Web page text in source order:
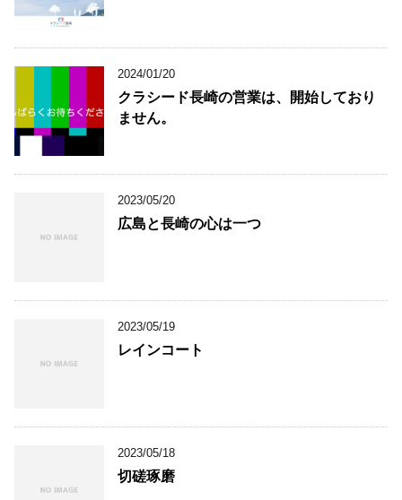
2024/01/20
クラシード長崎の営業は、開始しており
ません。
2023/05/20
広島と長崎の心は一つ
2023/05/19
レインコート
2023/05/18
切磋琢磨